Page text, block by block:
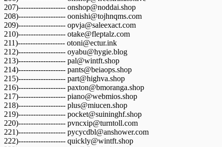
207)------------------- onshop@noddai.shop
208)------------------- oonishi@tojhnqms.com
209)------------------- opvja@saleexact.com
210)------------------- otake@fleptalz.com
211)------------------- otoni@ectur.ink
212)------------------- oyabu@hygie.blog
213)------------------- pal@wintft.shop
214)------------------- pants@beiaops.shop
215)------------------- part@highva.shop
216)------------------- paxton@bmoranga.shop
217)------------------- piano@webmios.shop
218)------------------- plus@miucen.shop
219)------------------- pocket@suininghf.shop
220)------------------- pvncxip@turntoll.com
221)------------------- pycycdbl@anshower.com
222)------------------- quickly@wintft.shop